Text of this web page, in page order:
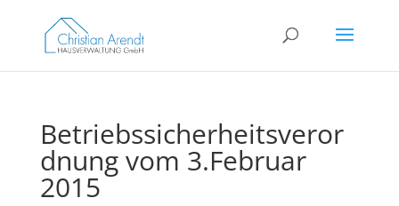
Betriebssicherheitsveror
dnung vom 3.Februar
2015